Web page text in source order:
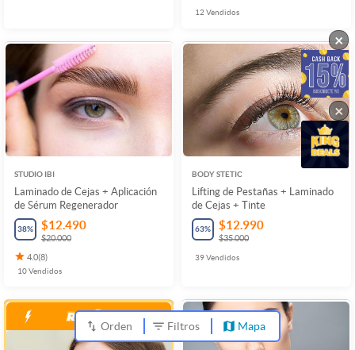
12 Vendidos
STUDIO IBI
Laminado de Cejas + Aplicación
de Sérum Regenerador
38% $12.490
$20.000
4.0(8)
10Vendidos
BODY STETIC
Lifting de Pestañas + Laminado
de Cejas + Tinte
63% $12.990
$35.000
39Vendidos
Orden Filtros Mapa
×
×